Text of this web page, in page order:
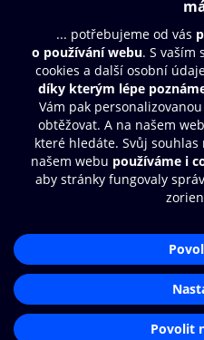
Obsah ke stažení
Moje O2 Knihovna
Další zábava
© O2 Czech Republic a.s.
Přístupnost
Zásady zpracování osobních
Nastavení cookies
Čti a